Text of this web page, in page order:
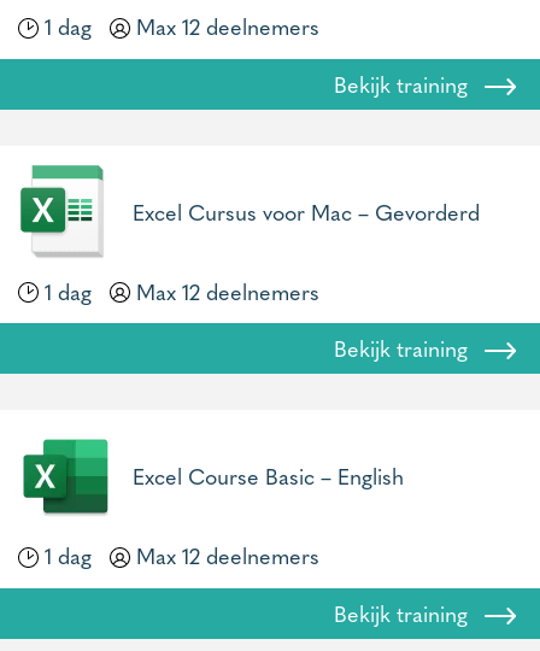
1 dag
Max 12 deelnemers
Bekijk training
Excel Cursus voor Mac – Gevorderd
1 dag
Max 12 deelnemers
Bekijk training
Excel Course Basic – English
1 dag
Max 12 deelnemers
Bekijk training